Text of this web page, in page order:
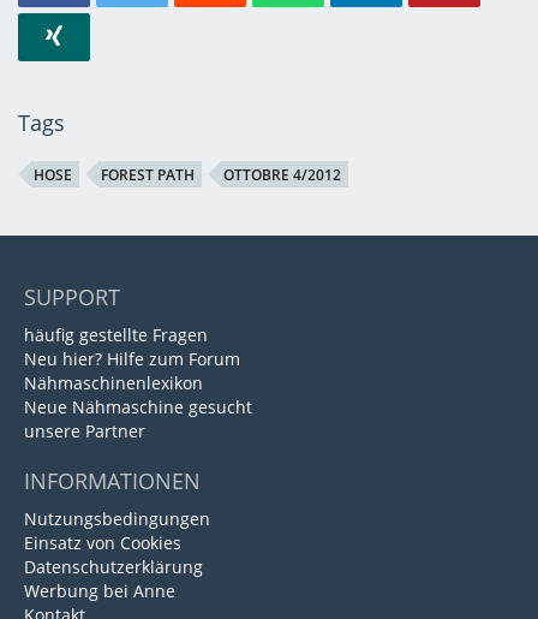
Tags
HOSE FOREST PATH OTTOBRE 4/2012
SUPPORT
häufig gestellte Fragen
Neu hier? Hilfe zum Forum
Nähmaschinenlexikon
Neue Nähmaschine gesucht
unsere Partner
INFORMATIONEN
Nutzungsbedingungen
Einsatz von Cookies
Datenschutzerklärung
Werbung bei Anne